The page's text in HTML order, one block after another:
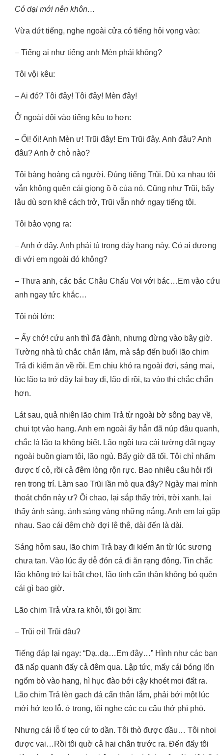
Có dại mới nên khôn…
Vừa dứt tiếng, nghe ngoài cửa có tiếng hỏi vọng vào:
– Tiếng ai như tiếng anh Mèn phải không?
Tôi vội kêu:
– Ai đó? Tôi đây! Tôi đây! Mèn đây!
Ở ngoài dội vào tiếng kêu to hơn:
– Ối! ối! Anh Mèn ư! Trũi đây! Em Trũi đây. Anh đâu? Anh
đâu? Anh ở chỗ nào?
Tôi bàng hoàng cả người. Đúng tiếng Trũi. Dù xa nhau tôi
vẫn không quên cái giọng ồ ồ của nó. Cũng như Trũi, bấy
lâu dù sơn khê cách trở, Trũi vẫn nhớ ngay tiếng tôi.
Tôi bảo vọng ra:
– Anh ở đây. Anh phải tù trong đáy hang này. Có ai đương
đi với em ngoài đó không?
– Thưa anh, các bác Châu Chấu Voi với bác…Em vào cứu
anh ngay tức khắc…
Tôi nói lớn:
– Ấy chớ! cứu anh thì đã đành, nhưng đừng vào bây giờ.
Tường nhà tù chắc chắn lắm, mà sắp đến buổi lão chim
Trả đi kiếm ăn về rồi. Em chịu khó ra ngoài đợi, sáng mai,
lúc lão ta trở dậy lại bay đi, lão đi rồi, ta vào thì chắc chắn
hơn.
Lát sau, quả nhiên lão chim Trả từ ngoài bờ sông bay về,
chui tọt vào hang. Anh em ngoài ấy hẳn đã núp đâu quanh,
chắc là lão ta không biết. Lão ngồi tựa cái tường đất ngay
ngoài buồn giam tôi, lão ngủ. Bấy giờ đã tối. Tôi chỉ nhấm
được tí cỏ, rồi cả đêm lòng rộn rực. Bao nhiêu câu hỏi rối
ren trong trí. Làm sao Trũi lần mò qua đây? Ngày mai mình
thoát chốn này ư? Ôi chao, lại sắp thấy trời, trời xanh, lại
thấy ánh sáng, ánh sáng vàng những nắng. Anh em lại gặp
nhau. Sao cái đêm chờ đợi lê thê, dài đến là dài.
Sáng hôm sau, lão chim Trả bay đi kiếm ăn từ lúc sương
chưa tan. Vào lúc ấy dễ đón cá đi ăn rạng đông. Tin chắc
lão không trở lại bất chợt, lão tính cẩn thận không bỏ quên
cái gì bao giờ.
Lão chim Trả vừa ra khỏi, tôi gọi ầm:
– Trũi ơi! Trũi đâu?
Tiếng đáp lại ngay: “Dạ..dạ…Em đây…” Hình như các bạn
đã nấp quanh đấy cả đêm qua. Lập tức, mấy cái bóng lổn
ngổm bò vào hang, hì hục đào bới cậy khoét moi đất ra.
Lão chim Trả lèn gạch đá cẩn thận lắm, phải bới một lúc
mới hở tẹo lỗ. ở trong, tôi nghe các cu cậu thở phì phò.
Nhưng cái lỗ tí tẹo cứ to dần. Tôi thò được đầu… Tôi nhoi
được vai…Rồi tôi quờ cả hai chân trước ra. Đến đấy tôi